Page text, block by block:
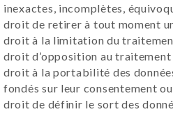
inexactes, incomplètes,
droit de retirer à tout moment
droit à la limitation du
droit d’opposition au
droit à la portabilité des
fondés sur leur consentement
droit de définir le sort des